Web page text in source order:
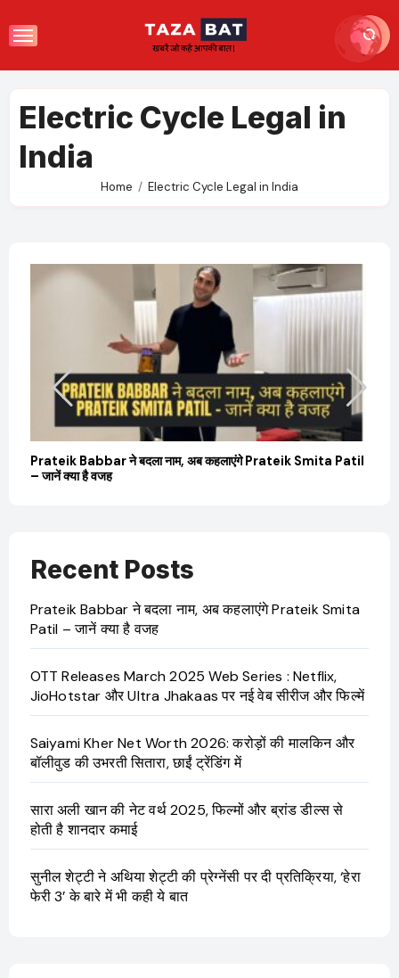
to
Electric Cycle Legal in
India
Home Electric Cycle Legal in India
Prateik Babbar ने बदला नाम, अब कहलाएंगे Prateik Smita Patil
– जानें क्या है वजह
Recent Posts
Prateik Babbar ने बदला नाम, अब कहलाएंगे Prateik Smita
Patil – जानें क्या है वजह
OTT Releases March 2025 Web Series : Netflix,
JioHotstar और Ultra Jhakaas पर नई वेब सीरीज और फिल्में
Saiyami Kher Net Worth 2026: करोड़ों की मालकिन और
बॉलीवुड की उभरती सितारा, छाईं ट्रेंडिंग में
सारा अली खान की नेट वर्थ 2025, फिल्मों और ब्रांड डील्स से
होती है शानदार कमाई
सुनील शेट्टी ने अथिया शेट्टी की प्रेग्नेंसी पर दी प्रतिक्रिया, ‘हेरा
फेरी 3’ के बारे में भी कही ये बात